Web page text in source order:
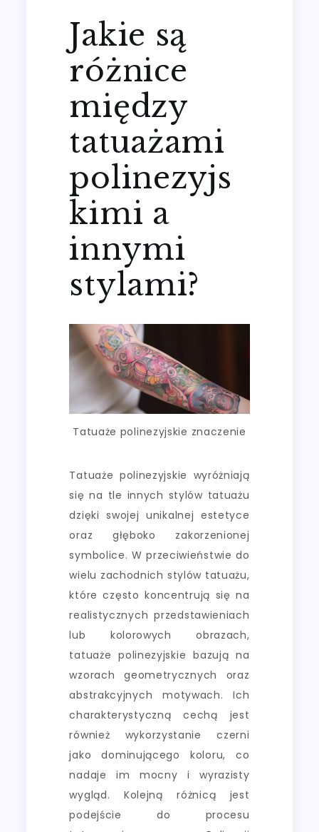
Jakie są
różnice
między
tatuażami
polinezyjs
kimi a
innymi
stylami?
Tatuaże polinezyjskie znaczenie
Tatuaże polinezyjskie wyróżniają
się na tle innych stylów tatuażu
dzięki swojej unikalnej estetyce
oraz głęboko zakorzenionej
symbolice. W przeciwieństwie do
wielu zachodnich stylów tatuażu,
które często koncentrują się na
realistycznych przedstawieniach
lub kolorowych obrazach,
tatuaże polinezyjskie bazują na
wzorach geometrycznych oraz
abstrakcyjnych motywach. Ich
charakterystyczną cechą jest
również wykorzystanie czerni
jako dominującego koloru, co
nadaje im mocny i wyrazisty
wygląd. Kolejną różnicą jest
podejście do procesu